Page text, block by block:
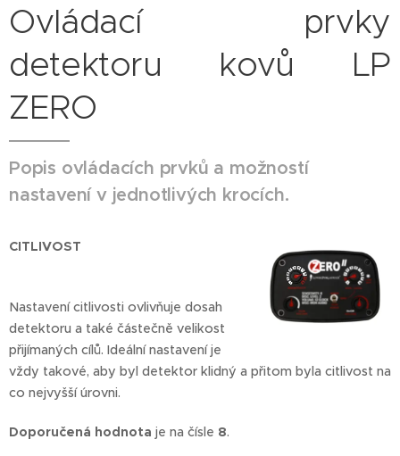
Ovládací prvky
detektoru kovů LP
ZERO
Popis ovládacích prvků a možností
nastavení v jednotlivých krocích.
CITLIVOST
Nastavení citlivosti ovlivňuje dosah
detektoru a také částečně velikost
přijímaných cílů. Ideální nastavení je
vždy takové, aby byl detektor klidný a přitom byla citlivost na
co nejvyšší úrovni.
Doporučená hodnota je na čísle 8.